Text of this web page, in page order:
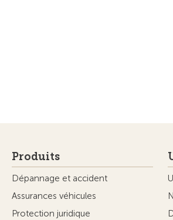
Produits
Dépannage et accident
Assurances véhicules
Protection juridique